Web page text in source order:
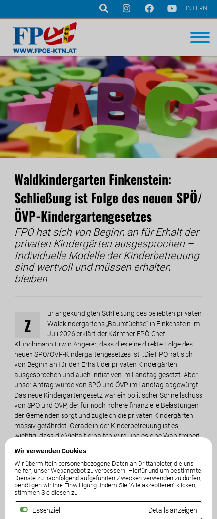
Navigation
überspringen
Wir verwenden Cookies
Wir übermitteln personenbezogene Daten an Drittanbieter, die uns
helfen, unser Webangebot zu verbessern. Hierfür und um bestimmte
Dienste zu nachfolgend aufgeführten Zwecken verwenden zu dürfen,
benötigen wir Ihre Einwilligung. Indem Sie "Alle akzeptieren" klicken,
stimmen Sie diesen zu.
Essenziell Details anzeigen
INTERN
Waldkindergarten Finkenstein:
Schließung ist Folge des neuen SPÖ/
ÖVP-Kindergartengesetzes
FPÖ hat sich von Beginn an für Erhalt der
privaten Kindergärten ausgesprochen –
Individuelle Modelle der Kinderbetreuung
sind wertvoll und müssen erhalten
bleiben
Z
ur angekündigten Schließung des beliebten privaten
Waldkindergartens „Baumfüchse“ in Finkenstein im
Juli 2026 erklärt der Kärntner FPÖ-Chef
Klubobmann Erwin Angerer, dass dies eine direkte Folge des
neuen SPÖ/ÖVP-Kindergartengesetzes ist. „Die FPÖ hat sich
von Beginn an für den Erhalt der privaten Kindergärten
ausgesprochen und auch Initiativen im Landtag gesetzt. Aber
unser Antrag wurde von SPÖ und ÖVP im Landtag abgewürgt!
Das neue Kindergartengesetz war ein politischer Schnellschuss
von SPÖ und ÖVP, der für noch höhere finanzielle Belastungen
der Gemeinden sorgt und zugleich die privaten Kindergärten
massiv gefährdet. Gerade in der Kinderbetreuung ist es
wichtig, dass die Vielfalt erhalten wird und es eine Wahlfreiheit
Angerer kritisiert die Politik der SPÖ in der Kinderbetreuung
massiv. „Wer für die SPÖ nicht ins Schema passt, muss
zusperren. Alternative oder individuelle Modelle der
Kinderbetreuung, wie es etwa die wertvollen Waldkindergärten
darstellen, sind offensichtlich unerwünscht. Wer nicht dem